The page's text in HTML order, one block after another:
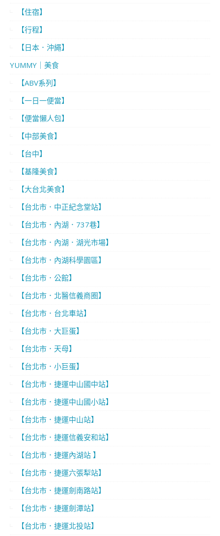
【住宿】
【行程】
【日本．沖繩】
YUMMY｜美食
【ABV系列】
【一日一便當】
【便當懶人包】
【中部美食】
【台中】
【基隆美食】
【大台北美食】
【台北市．中正紀念堂站】
【台北市．內湖．737巷】
【台北市．內湖．湖光市場】
【台北市．內湖科學園區】
【台北市．公館】
【台北市．北醫信義商圈】
【台北市．台北車站】
【台北市．大巨蛋】
【台北市．天母】
【台北市．小巨蛋】
【台北市．捷運中山國中站】
【台北市．捷運中山國小站】
【台北市．捷運中山站】
【台北市．捷運信義安和站】
【台北市．捷運內湖站 】
【台北市．捷運六張犁站】
【台北市．捷運劍南路站】
【台北市．捷運劍潭站】
【台北市．捷運北投站】